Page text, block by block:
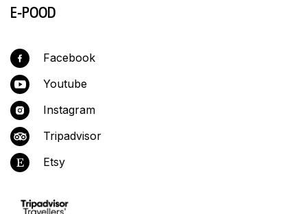
E-POOD
Facebook
Youtube
Instagram
Tripadvisor
Etsy